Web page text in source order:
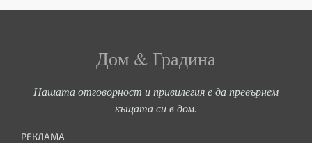
Дом & Градина
Нашата отговорност и привилегия е да превърнем
къщата си в дом.
РЕКЛАМА